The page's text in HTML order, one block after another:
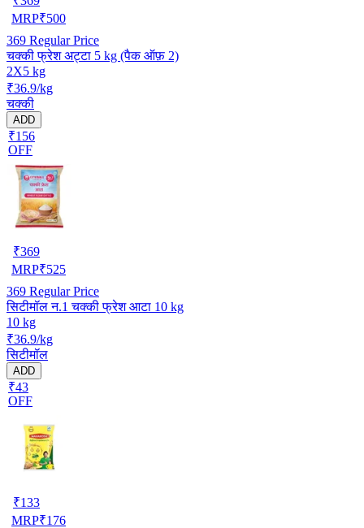
MRP₹500
369 Regular Price
चक्की फ्रेश अट्टा 5 kg (पैक ऑफ़ 2)
2X5 kg
₹36.9/kg
चक्की
ADD
₹156
OFF
₹369
MRP₹525
369 Regular Price
सिटीमॉल न.1 चक्की फ्रेश आटा 10 kg
10 kg
₹36.9/kg
सिटीमॉल
ADD
₹43
OFF
₹133
MRP₹176